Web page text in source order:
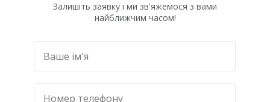
Залишіть заявку і ми зв'яжемося з вами
найближчим часом!